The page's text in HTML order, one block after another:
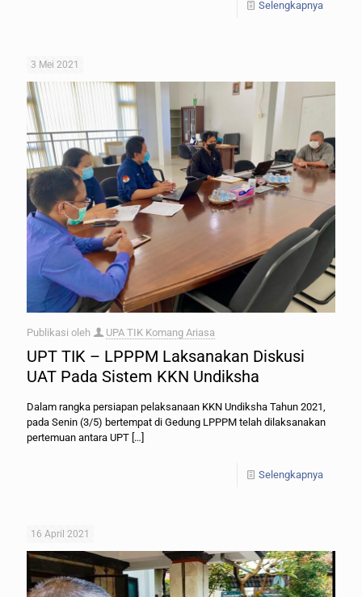
Selengkapnya
3 Mei 2021
Publikasi oleh UPA TIK Komang Ariasa
UPT TIK – LPPPM Laksanakan Diskusi
UAT Pada Sistem KKN Undiksha
Dalam rangka persiapan pelaksanaan KKN Undiksha Tahun 2021,
pada Senin (3/5) bertempat di Gedung LPPPM telah dilaksanakan
pertemuan antara UPT […]
Selengkapnya
16 April 2021